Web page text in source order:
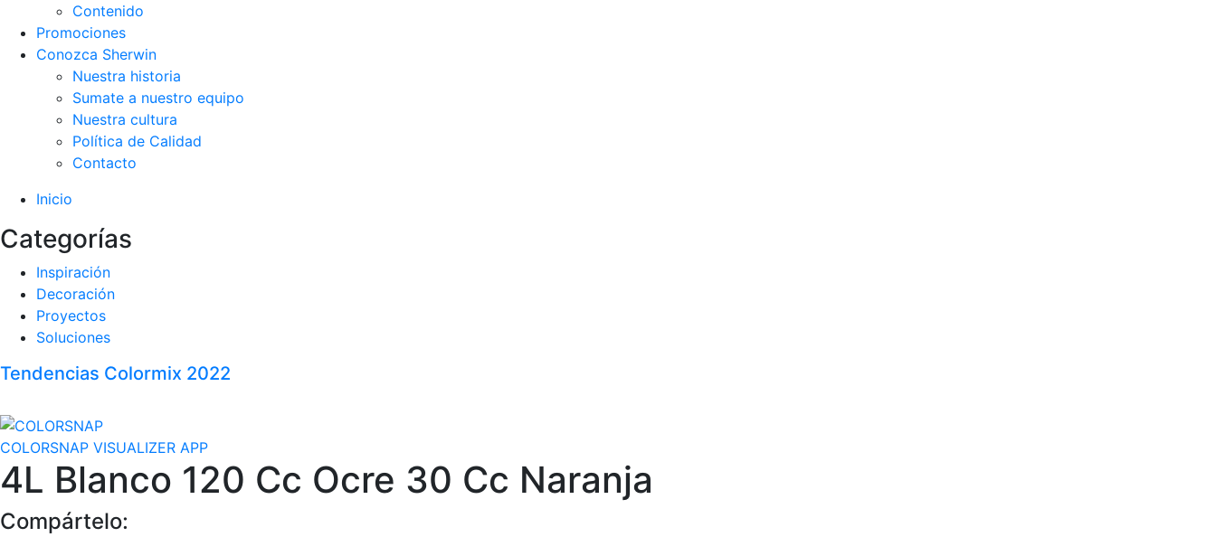
Contenido
Promociones
Conozca Sherwin
Nuestra historia
Sumate a nuestro equipo
Nuestra cultura
Política de Calidad
Contacto
Inicio
Categorías
Inspiración
Decoración
Proyectos
Soluciones
Tendencias Colormix 2022
COLORSNAP VISUALIZER APP
4L Blanco 120 Cc Ocre 30 Cc Naranja
Compártelo: